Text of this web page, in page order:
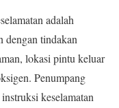
adalah
dengan tindakan
lokasi pintu keluar
Penumpang
keselamatan